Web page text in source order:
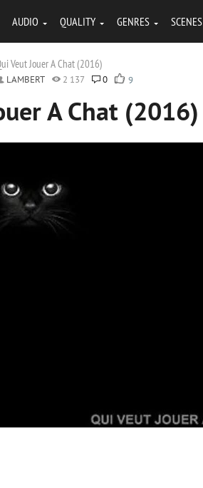
AUDIO QUALITY GENRES SCENES
Veut Jouer A Chat (2016)
LAMBERT 2 137 0 9
A Chat (2016)